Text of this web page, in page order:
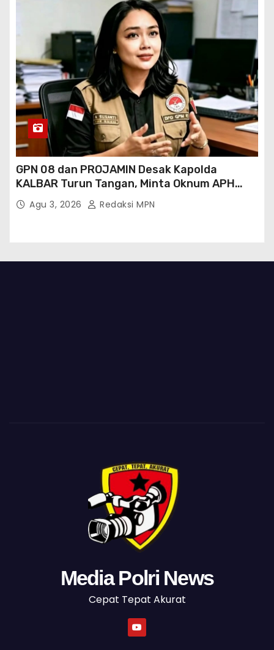
GPN 08 dan PROJAMIN Desak Kapolda
KALBAR Turun Tangan, Minta Oknum APH
Binaan SAWMILL Ilegal Sintang Ditindak
Agu 3, 2026 Redaksi MPN
Media Polri News
Cepat Tepat Akurat